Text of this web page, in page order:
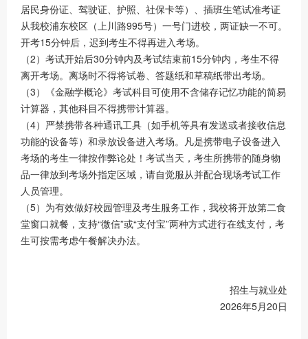
居民身份证、驾驶证、护照、社保卡等）、插班生笔试准考证
从我校浦东校区（上川路995号）一号门进校，两证缺一不可。
开考15分钟后，迟到考生不得再进入考场。
（2）考试开始后30分钟内及考试结束前15分钟内，考生不得
离开考场。离场时不得将试卷、答题纸和草稿纸带出考场。
（3）《金融学概论》考试科目可使用不含储存记忆功能的简易
计算器，其他科目不得携带计算器。
（4）严禁携带各种通讯工具（如手机等具有发送或者接收信息
功能的设备等）和录放设备进入考场。凡是携带电子设备进入
考场的考生一律按作弊论处！考试当天，考生所携带的随身物
品一律放到考场外指定区域，请自觉服从并配合现场考试工作
人员管理。
（5）为有效做好校园管理及考生服务工作，我校将开放第二食
堂窗口就餐，支持“微信”或“支付宝”两种方式进行在线支付，考
生可按需考虑午餐解决办法。
招生与就业处
2026年5月20日